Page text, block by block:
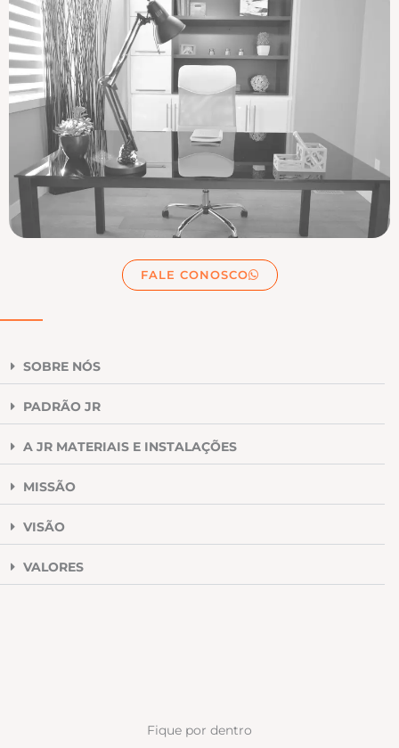
FALE CONOSCO
SOBRE NÓS
PADRÃO JR
A JR MATERIAIS E INSTALAÇÕES
MISSÃO
VISÃO
VALORES
Fique por dentro